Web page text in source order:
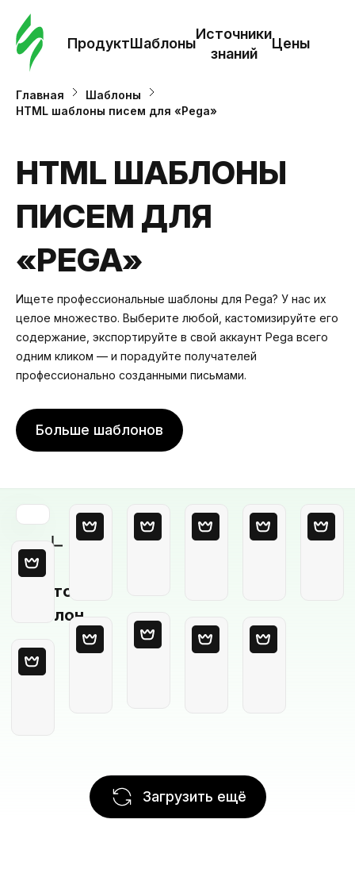
ПродуктШаблоны
Источники
знаний
Цены
Главная
Шаблоны
HTML шаблоны писем для «Pega»
HTML ШАБЛОНЫ
ПИСЕМ ДЛЯ
«PEGA»
Ищете профессиональные шаблоны для Pega? У нас их
целое множество. Выберите любой, кастомизируйте его
содержание, экспортируйте в свой аккаунт Pega всего
одним кликом — и порадуйте получателей
профессионально созданными письмами.
Больше шаблонов
Пустой
шаблон
Загрузить ещё